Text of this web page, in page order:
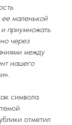
маленькой
приумножать
через
между
нашего
».
символа
отметил